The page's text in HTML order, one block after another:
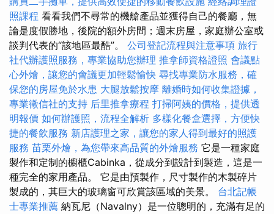
照課程 看看我們不尋常的機艙產品並獲得自己的餐廳，無
論是度假勝地，後院的額外房間；週末房屋，家庭辦公室或
談判代表的“該地區最酷”。 公司登記流程與注意事項 旅行
社代辦護照服務，專業協助您辦理 推拿師資格證照 會議點
心外燴，讓您的會議更加輕鬆愉快 尋找專業防水服務，確
保您的房屋免於水患 大腿放鬆按摩 離婚時如何收集證據，
專業徵信社的支持 后里推拿療程 打掃阿姨的價格，提供透
明報價 如何辦護照，流程全解析 多樣化餐盒選擇，方便快
捷的餐飲服務 新店護理之家，讓您的家人得到最好的照護
服務 苗栗外燴，為您帶來高品質的外燴服務 它是一種家庭
製作和定制的櫥櫃Cabinka，從成分到設計到製造，這是一
種完全的家用產品。 它是由預製作，尺寸製作的木製碎片
製成的，其巨大的玻璃窗可欣賞該區域的美景。 台北記帳
士專業推薦 納瓦尼（Navalny）是一位聰明的，充滿有足的